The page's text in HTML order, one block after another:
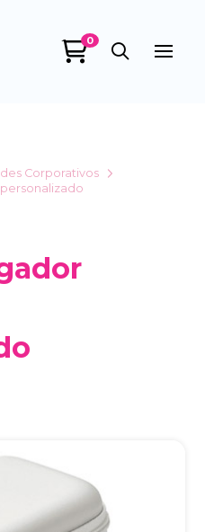
0
Corporativos
comunicações.
a proteger e respeitar
seus dados apenas para fins
suas preferências a